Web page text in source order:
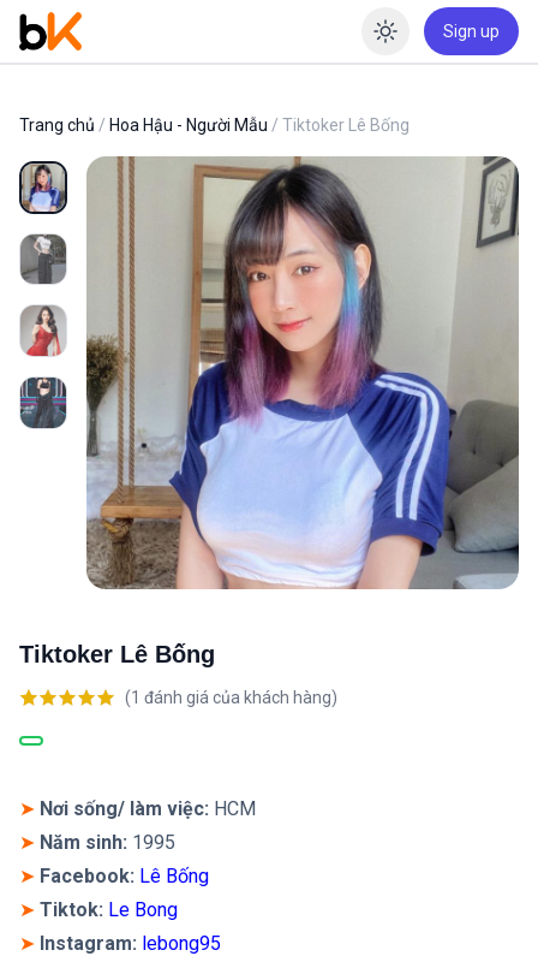
Enable
Sign up
Trang chủ / Hoa Hậu - Người Mẫu / Tiktoker Lê Bống
Tiktoker Lê Bống
dựa trên
(1 đánh giá của khách hàng)
➤ Nơi sống/ làm việc: HCM
➤ Năm sinh: 1995
➤ Facebook: Lê Bống
➤ Tiktok: Le Bong
➤ Instagram: lebong95